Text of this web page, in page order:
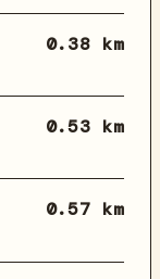
0.38 km
0.53 km
0.57 km